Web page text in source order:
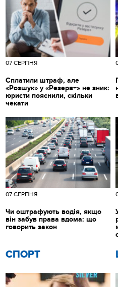
07 СЕРПНЯ
Сплатили штраф, але
«Розшук» у «Резерв+» не зник:
юристи пояснили, скільки
чекати
СПОРТ
07 СЕРПНЯ
Чи оштрафують водія, якщо
він забув права вдома: що
говорить закон